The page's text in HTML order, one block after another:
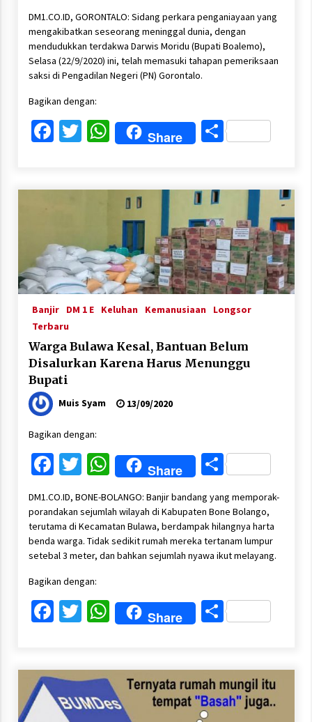
DM1.CO.ID, GORONTALO: Sidang perkara penganiayaan yang
mengakibatkan seseorang meninggal dunia, dengan
mendudukkan terdakwa Darwis Moridu (Bupati Boalemo),
Selasa (22/9/2020) ini, telah memasuki tahapan pemeriksaan
saksi di Pengadilan Negeri (PN) Gorontalo.
Bagikan dengan:
Facebook
Twitter
WhatsApp
Share Share
Banjir DM 1 E Keluhan Kemanusiaan
Longsor
Terbaru
Warga Bulawa Kesal, Bantuan Belum
Disalurkan Karena Harus Menunggu
Bupati
Muis Syam 13/09/2020
Bagikan dengan:
Facebook
Twitter
WhatsApp
Share Share
DM1.CO.ID, BONE-BOLANGO: Banjir bandang yang memporak-
porandakan sejumlah wilayah di Kabupaten Bone Bolango,
terutama di Kecamatan Bulawa, berdampak hilangnya harta
benda warga. Tidak sedikit rumah mereka tertanam lumpur
setebal 3 meter, dan bahkan sejumlah nyawa ikut melayang.
Bagikan dengan:
Facebook
Twitter
WhatsApp
Share Share